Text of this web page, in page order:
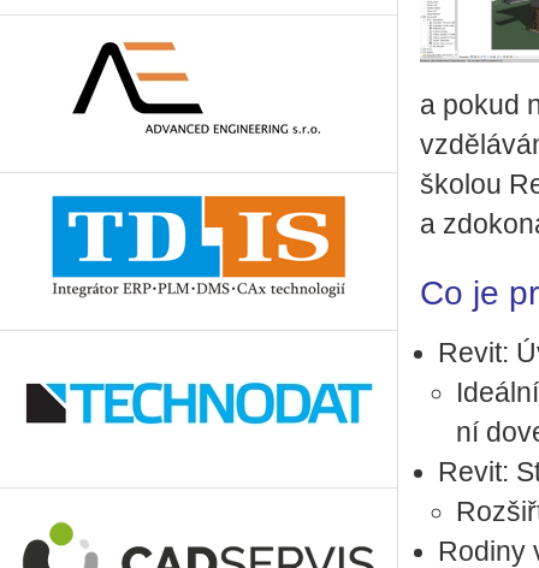
a pokud
ško­lou
a
Co je
Revit:
ní
Revit:
Ro­di­ny